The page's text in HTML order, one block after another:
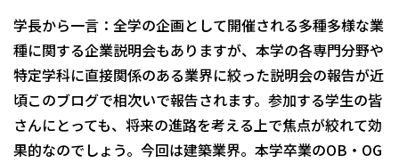
学長から一言：全学の企画として開催される多種多様な業
種に関する企業説明会もありますが、本学の各専門分野や
特定学科に直接関係のある業界に絞った説明会の報告が近
頃このブログで相次いで報告されます。参加する学生の皆
さんにとっても、将来の進路を考える上で焦点が絞れて効
果的なのでしょう。今回は建築業界。本学卒業のOB・OG